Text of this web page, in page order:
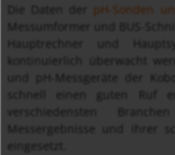
pH-Sonden
Messumformer und BUS-
Hauptrechner und
kontinuierlich überwacht
und pH-Messgeräte der
schnell einen guten Ruf
verschiedensten
Messergebnisse und ihrer
eingesetzt.